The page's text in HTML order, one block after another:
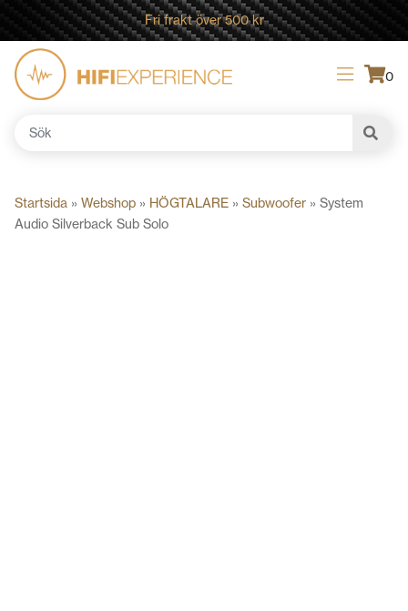
Fri frakt över 500 kr
0
Sök
Startsida » Webshop » HÖGTALARE » Subwoofer » System
Audio Silverback Sub Solo